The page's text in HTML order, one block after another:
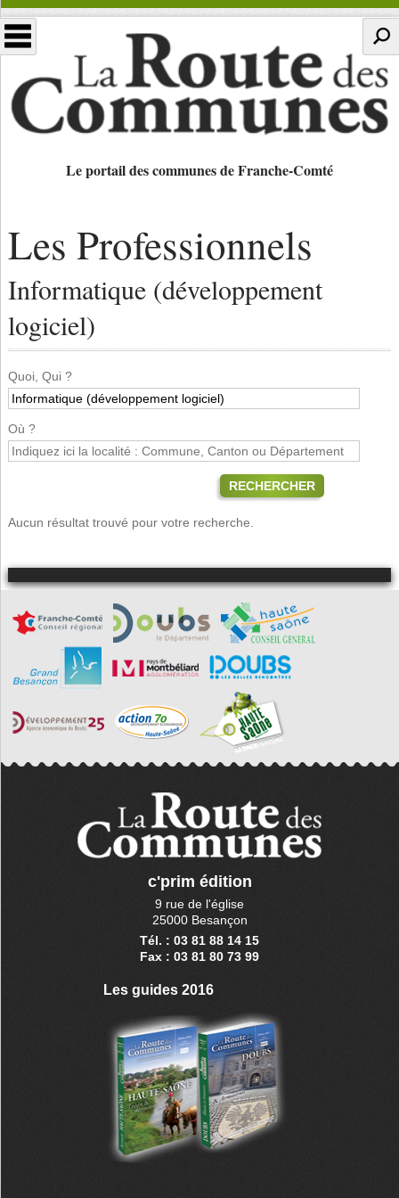
Le portail des communes de Franche-Comté
Les Professionnels
Informatique (développement
logiciel)
Quoi, Qui ?
Où ?
RECHERCHER
Aucun résultat trouvé pour votre recherche.
c'prim édition
9 rue de l'église
25000 Besançon
Tél. : 03 81 88 14 15
Fax : 03 81 80 73 99
Les guides 2016